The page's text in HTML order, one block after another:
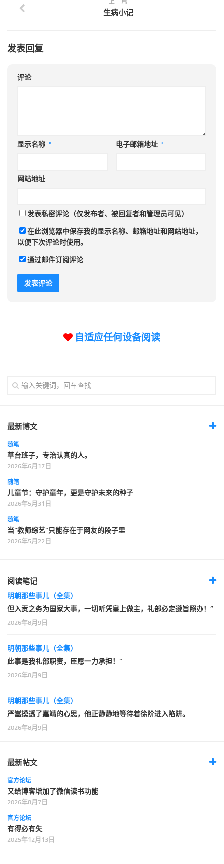
上一篇
生病小记
发表回复
评论
显示名称 * 电子邮箱地址 *
网站地址
发表私密评论（仅发布者、被回复者和管理员可见）
在此浏览器中保存我的显示名称、邮箱地址和网站地址，
以便下次评论时使用。
通过邮件订阅评论
自适应任何设备阅读
最新博文
随笔
草台班子，专治认真的人。
2026年6月17日
随笔
儿童节：守护童年，更是守护未来的种子
2026年5月31日
随笔
当“教师综艺”只能存在于网友的段子里
2026年5月22日
阅读笔记
明朝那些事儿（全集）
但入贡之务为国家大事，一切听凭皇上做主，礼部必定遵旨照办！”
2026年8月9日
明朝那些事儿（全集）
此事是我礼部职责，臣愿一力承担！”
2026年8月9日
明朝那些事儿（全集）
严嵩摸透了嘉靖的心思，他正静静地等待着徐阶进入陷阱。
2026年8月9日
最新帖文
官方论坛
又给博客增加了微信读书功能
2026年8月7日
官方论坛
有得必有失
2025年12月13日